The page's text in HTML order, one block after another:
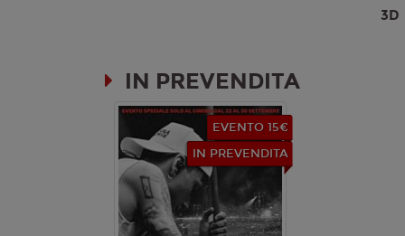
3D
IN PREVENDITA
EVENTO 15€
IN PREVENDITA